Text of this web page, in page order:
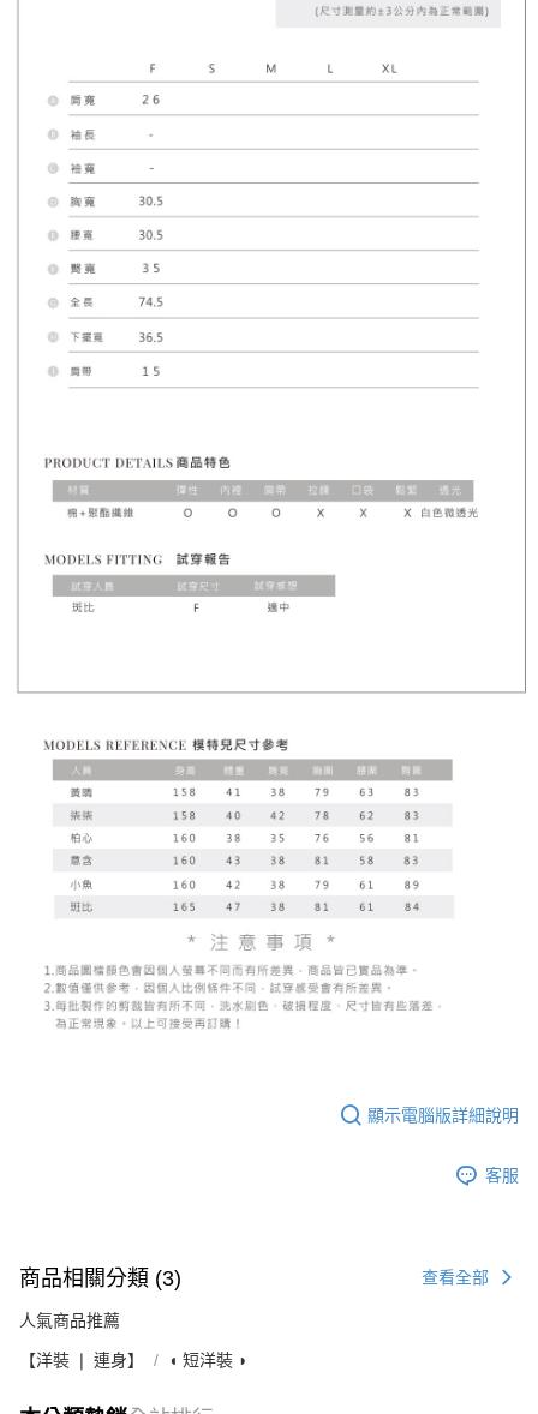
顯示電腦版詳細說明
客服
商品相關分類 (3) 查看全部
人氣商品推薦
【洋裝 ❘ 連身】 ◖ 短洋裝 ◗